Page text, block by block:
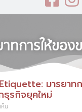
ทการให้ขอ
มารยาท
ธุรกิจยุคใหม่
ห็น